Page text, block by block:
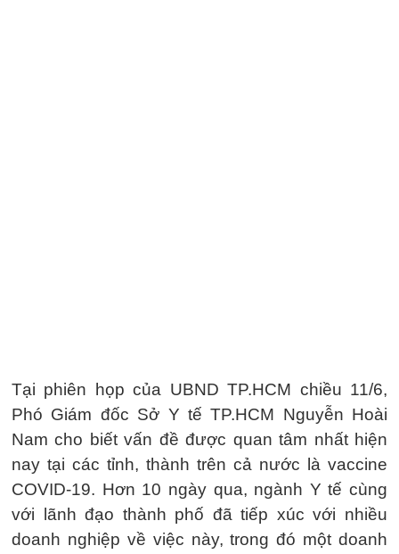
Tại phiên họp của UBND TP.HCM chiều 11/6,
Phó Giám đốc Sở Y tế TP.HCM Nguyễn Hoài
Nam cho biết vấn đề được quan tâm nhất hiện
nay tại các tỉnh, thành trên cả nước là vaccine
COVID-19. Hơn 10 ngày qua, ngành Y tế cùng
với lãnh đạo thành phố đã tiếp xúc với nhiều
doanh nghiệp về việc này, trong đó một doanh